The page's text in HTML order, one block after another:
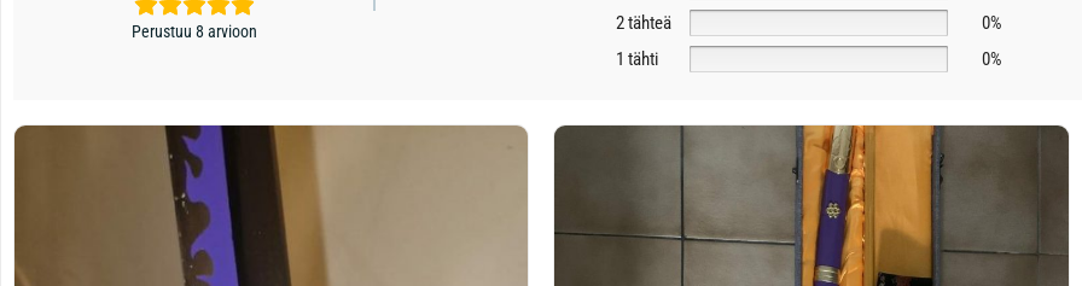
Perustuu 8 arvioon
2 tähteä
0%
1 tähti
0%